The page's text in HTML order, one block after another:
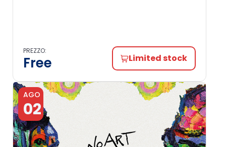
PREZZO:
Free Limited stock
AGO
02